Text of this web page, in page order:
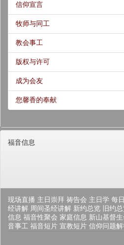
信仰宣言
牧师与同工
教会事工
版权与许可
成为会友
您馨香的奉献
福音信息
现场直播 主日崇拜 祷告会 主日学 每
经讲解 周间圣经讲解 新约总览 旧约
信息 福音性聚会 家庭信息 新山基督
音事工 福音短片 宣教短片 信仰问题